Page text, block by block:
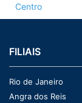
Centro
FILIAIS
Rio de Janeiro
Angra dos Reis